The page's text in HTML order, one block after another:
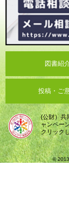
図書紹
投稿・ご
(公財）兵
ャンペー
クリック
©